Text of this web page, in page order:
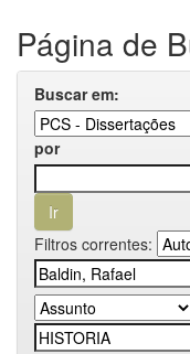
Página de
Buscar em:
por
Filtros correntes: